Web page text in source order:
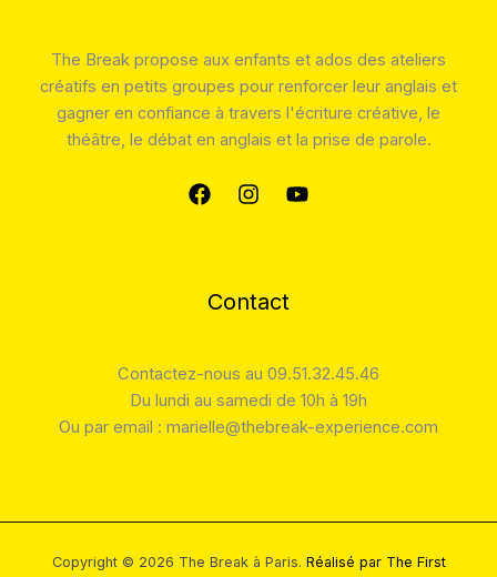
créatifs en petits groupes pour renforcer leur anglais et
gagner en confiance à travers l'écriture créative, le
théâtre, le débat en anglais et la prise de parole.
Du lundi au samedi de 10h à 19h
Ou par email : marielle@thebreak-experience.com
Blossom